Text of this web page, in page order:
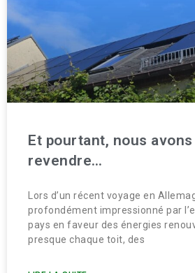
Et pourtant, nous
revendre…
Lors d’un récent voyage en
profondément impressionné par
pays en faveur des énergies
presque chaque toit, des